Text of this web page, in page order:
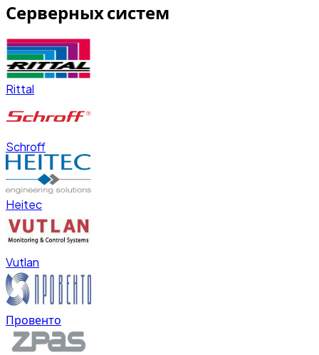
Серверных систем
Rittal
Schroff
Heitec
Vutlan
Провенто